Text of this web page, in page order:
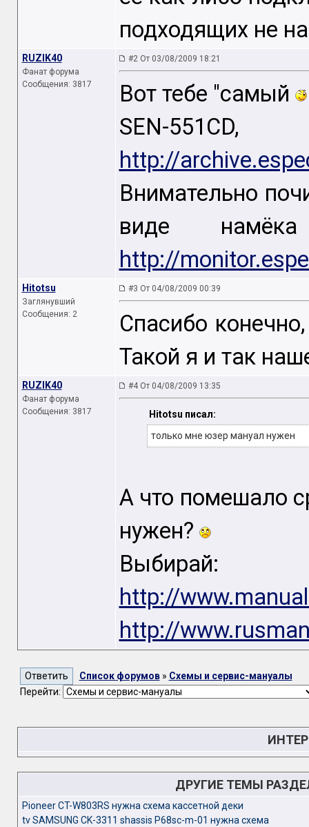
подходящих не
RUZIK40
Фанат форума
Сообщения: 3817
#2 От 03/08/2009 18:21
Вот тебе "самый
SEN-
http://
Внимательно
виде
http://
Hitotsu
Заглянувший
Сообщения: 2
#3 От 04/08/2009 00:39
Спасибо
Такой я и так
RUZIK40
Фанат форума
Сообщения: 3817
#4 От 04/08/2009 13:35
Hitotsu писал:
только мне юзер мануал нужен
А что помешало
нужен?
Выбирай:
http://
http://
Список форумов» Схемы и сервис-мануалы
Перейти:
ДРУГИЕ ТЕМЫ
Pioneer CT-W803RS нужна схема кассетной деки
tv SAMSUNG CK-3311 shassis P68sc-m-01 нужна схема